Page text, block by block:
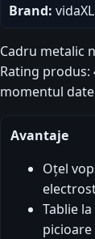
Brand: vidaXL
Cadru metalic
Rating produs:
momentul
Avantaje
Oțel
Tablie
picioare